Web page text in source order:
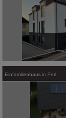
Einfamilienhaus in Perl